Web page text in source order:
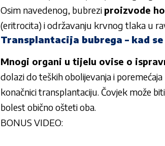
Osim navedenog, bubrezi proizvode
(eritrocita) i održavanju krvnog tlaka u
Transplantacija bubrega – kad
Mnogi organi u tijelu ovise o
dolazi do teških obolijevanja i
konačnici transplantaciju. Čovjek može
bolest obično ošteti oba.
BONUS VIDEO: